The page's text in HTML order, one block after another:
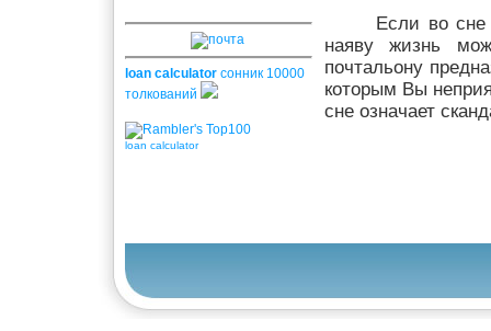
loan calculator сонник 10000
толкований
loan calculator
Если во
наяву жизнь
почтальону
которым Вы
сне означает